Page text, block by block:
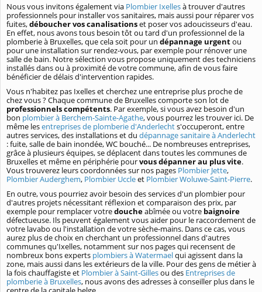
Nous vous invitons également via Plombier Ixellesà trouver d'autres
professionnels pour installer vos sanitaires, mais aussi pour réparer vos
fuites,déboucher vos canalisationset poser vos adoucisseurs d'eau.
En effet, nous avons tous besoin tôt ou tard d'un professionnel de la
plomberie à Bruxelles, que cela soit pour un dépannage urgentou
pour une installation sur rendez-vous, par exemple pour rénover une
salle de bain. Notre sélection vous propose uniquement des techniciens
installés dans ou à proximité de votre commune, afin de vous faire
bénéficier de délais d'intervention rapides.
Vous n'habitez pas Ixelles et cherchez une entreprise plus proche de
chez vous ? Chaque commune de Bruxelles comporte son lot de
professionnels compétents. Par exemple, si vous avez besoin d'un
bon plombier à Berchem-Sainte-Agathe, vous pourrez les trouver ici. De
même lesentreprises de plomberie d'Anderlechts'occuperont, entre
autres services, des installations et du dépannage sanitaire à Anderlecht
: fuite, salle de bain inondée, WC bouché... De nombreuses entreprises,
grâce à plusieurs équipes, se déplacent dans toutes les communes de
Bruxelles et même en périphérie pourvous dépanner au plus vite.
Vous trouverez leurs coordonnées sur nos pages Plombier Jette,
Plombier Auderghem, Plombier Uccleet Plombier Woluwe-Saint-Pierre.
En outre, vous pourriez avoir besoin des services d'un plombier pour
d'autres projets nécessitant réflexion et comparaison des prix, par
exemple pour remplacer votredoucheabîmée ou votre baignoire
défectueuse. Ils peuvent également vous aider pour le raccordement de
votre lavabo ou l'installation de votre sèche-mains. Dans ce cas, vous
aurez plus de choix en cherchant un professionnel dans d'autres
communes qu'Ixelles, notamment sur nos pages qui recensent de
nombreux bons experts plombiers à Watermaelqui agissent dans la
zone, mais aussi dans les extérieurs de la ville. Pour des gens de métier à
la fois chauffagiste et Plombier à Saint-Gillesou des Entreprises de
plomberie à Bruxelles, nous avons des adresses à conseiller plus dans le